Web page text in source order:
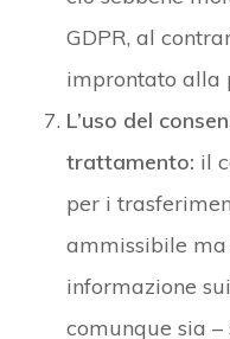
GDPR, al
improntato alla
L’uso del
trattamento: il
per i
ammissibile
informazione
comunque sia